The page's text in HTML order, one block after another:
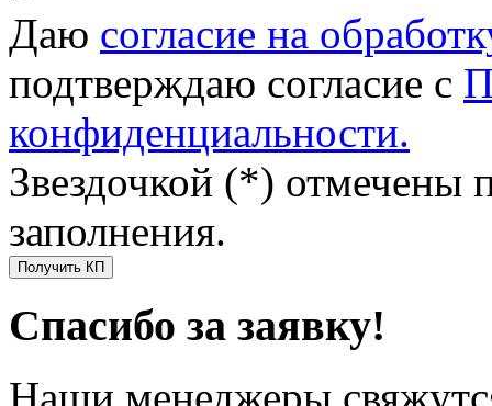
Даю согласие на
подтверждаю согласие с
конфиденциальности.
Звездочкой (*) отмечены
заполнения.
Получить КП
Спасибо за заявку!
Наши менеджеры